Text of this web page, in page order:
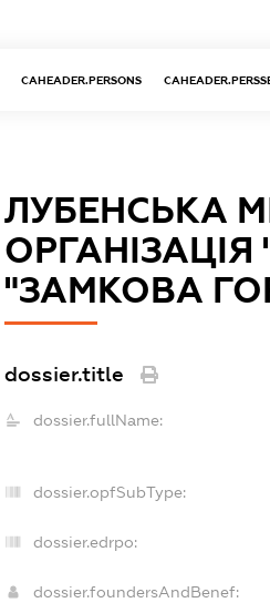
CAHEADER.PERSONS
ЛУБЕНСЬКА
"ЗАМКОВА
dossier.title
dossier.fullName:
dossier.opfSubType:
dossier.edrpo:
dossier.foundersAndBenef: